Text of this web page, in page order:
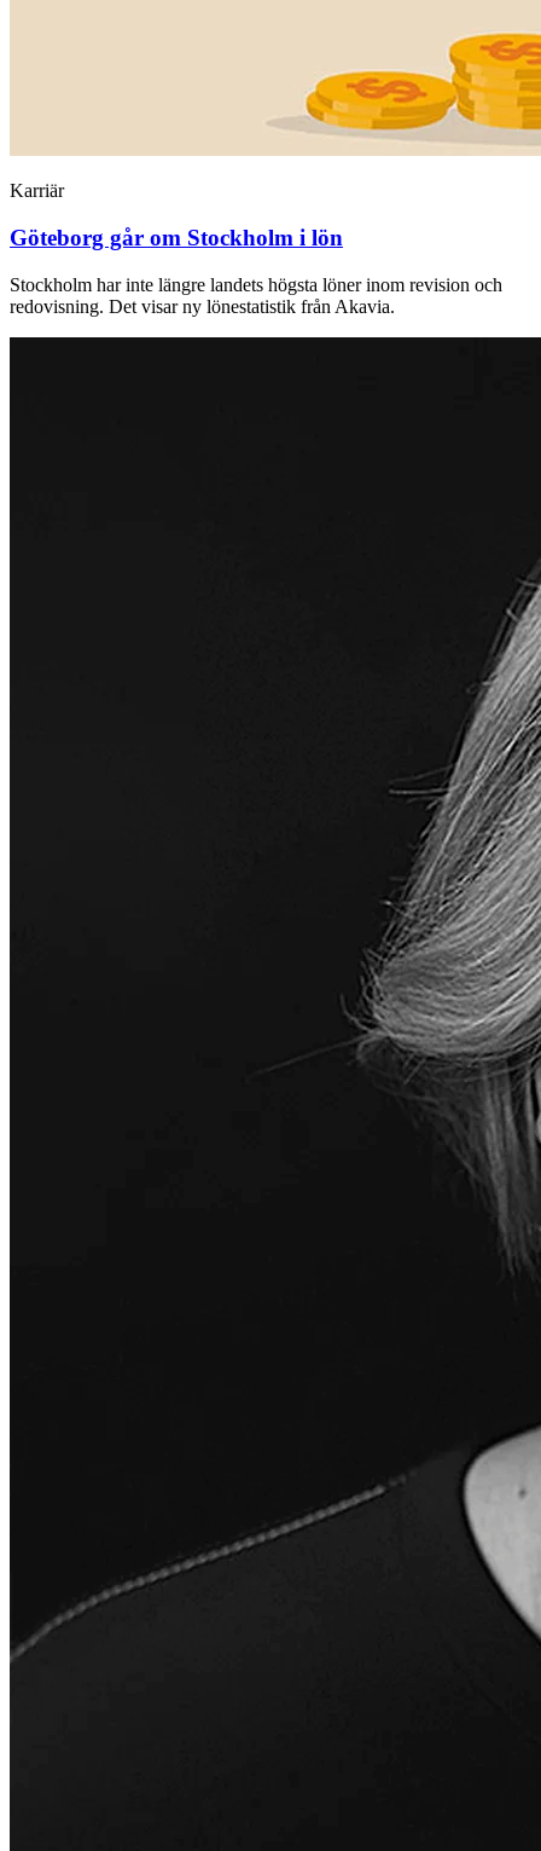
Karriär
Göteborg går om Stockholm i lön
Stockholm har inte längre landets högsta löner inom revision och
redovisning. Det visar ny lönestatistik från Akavia.